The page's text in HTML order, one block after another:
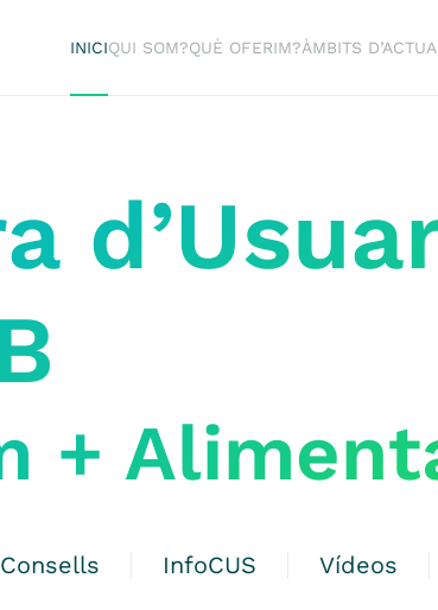
INICIQUI SOM?QUÈ OFERIM?ÀMBITS
+
Consells InfoCUS Vídeos